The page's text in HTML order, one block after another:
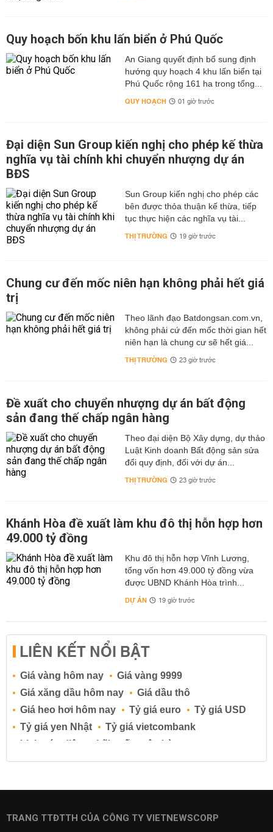
Quy hoạch bốn khu lấn biển ở Phú Quốc
An Giang quyết định bổ sung định
hướng quy hoạch 4 khu lấn biển tại
Phú Quốc rộng 161 ha trong tổng...
QUY HOẠCH 01 giờ trước
Đại diện Sun Group kiến nghị cho phép kế thừa
nghĩa vụ tài chính khi chuyển nhượng dự án
BĐS
Sun Group kiến nghị cho phép các
bên được thỏa thuận kế thừa, tiếp
tục thực hiện các nghĩa vụ tài...
THỊ TRƯỜNG 19 giờ trước
Chung cư đến mốc niên hạn không phải hết giá
trị
Theo lãnh đạo Batdongsan.com.vn,
không phải cứ đến mốc thời gian hết
niên hạn là chung cư sẽ hết giá...
THỊ TRƯỜNG 23 giờ trước
Đề xuất cho chuyển nhượng dự án bất động
sản đang thế chấp ngân hàng
Theo đại diện Bộ Xây dựng, dự thảo
Luật Kinh doanh Bất động sản sửa
đổi quy định, đối với dự án...
THỊ TRƯỜNG 23 giờ trước
Khánh Hòa đề xuất làm khu đô thị hỗn hợp hơn
49.000 tỷ đồng
Khu đô thị hỗn hợp Vĩnh Lương,
tổng vốn hơn 49.000 tỷ đồng vừa
được UBND Khánh Hòa trình...
DỰ ÁN 19 giờ trước
LIÊN KẾT NỔI BẬT
Giá vàng hôm nay
Giá vàng 9999
Giá xăng dầu hôm nay
Giá dầu thô
Giá heo hơi hôm nay
Tỷ giá euro
Tỷ giá USD
Tỷ giá yen Nhật
Tỷ giá vietcombank
Lịch cúp điện
Lãi suất ngân hàng
Lãi suất tiết kiệm
Lãi suất tiền gửi
Lãi suất ngân hàng BIDV
TRANG TTĐTTH CỦA CÔNG TY VIETNEWSCORP